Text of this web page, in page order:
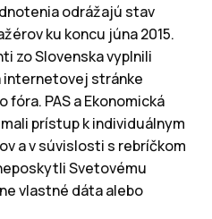
odrážajú stav
ku koncu júna 2015.
zo Slovenska vyplnili
internetovej stránke
PAS a Ekonomická
prístup k individuálnym
a v súvislosti s rebríčkom
Svetovému
vlastné dáta alebo